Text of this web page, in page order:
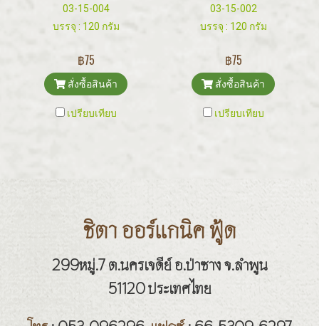
03-15-004
บรรจุ : 120 กรัม
฿75
สั่งซื้อสินค้า
เปรียบเทียบ
03-15-002
บรรจุ : 120 กรัม
฿75
สั่งซื้อสินค้า
เปรียบเทียบ
ชิตา ออร์แกนิค ฟู้ด
299หมู่.7 ต.นครเจดีย์ อ.ป่าซาง จ.ลำพูน
51120 ประเทศไทย